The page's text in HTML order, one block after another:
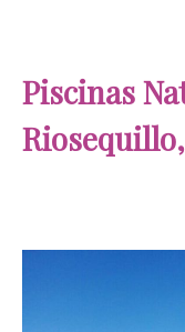
Piscinas